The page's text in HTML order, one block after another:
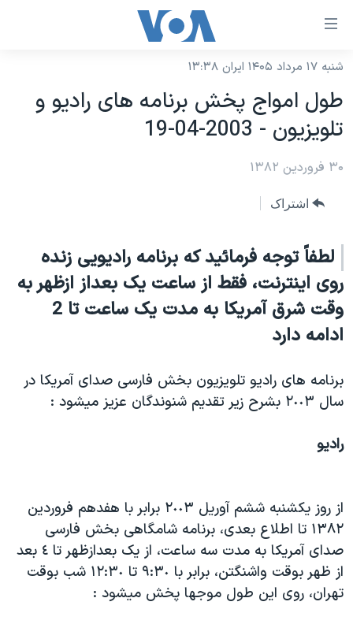
لینکهای
دسترسی
جهش
محتوای
اصلی
اصلی
جهش
به
جستجو
نسخه سبک وب‌سایت
موضوع ها
ایران
آمریکا
ورزشی
گزیده‌ها
ویژه برنامه‌ها
ویدیوها
حقوق شهروندی
علم و فناوری
گالری عکس
آرشیو پخش زنده
برنامه های تلویزیونی
جدول برنامه ها
جام جهانی ۲۰۲۶
عملیات خشم حماسی
۲۵۰سالگی آمریکا
بایگانی برنامه‌های تلویزیونی
انتخابات ریاست جمهوری آمریکا ۲۰۲۴
رمز مهسا
اعتراضات زن، زندگی، آزادی
مجموعه مستندهای دادخواهی
تریبونال مردمی آبان ۹۸
دادگاه حمید نوری
فرکانس‌های صدای آمریکا
پخش رادیویی
یادگیری زبان انگلیسی
شنبه ۱۷ مرداد ۱۴۰۵ ایران ۱۳:۳۸
طول امواج پخش برنامه های راديو و
تلويزيون - 2003-04-19
۳۰ فروردین ۱۳۸۲
اشتراک
لطفاً توجه فرمائيد که برنامه راديويی زنده
روی اينترنت، فقط از ساعت يک بعداز ازظهر به
وقت شرق آمريکا به مدت يک ساعت تا 2
ادامه دارد
برنامه های راديو تلويزيون بخش فارسی صدای آمريکا در
سال ٢٠٠٣ بشرح زير تقديم شنوندگان عزيز ميشود :
راديو
از روز يکشنبه ششم آوريل ٢٠٠٣ برابر با هفدهم فروردين
١٣٨٢ تا اطلاع بعدی، برنامه شامگاهی بخش فارسی
صدای آمريکا به مدت سه ساعت، از يک بعدازظهر تا ٤ بعد
از ظهر بوقت واشنگتن، برابر با ٩:٣٠ تا ١٢:٣٠ شب بوقت
تهران، روی اين طول موجها پخش ميشود :